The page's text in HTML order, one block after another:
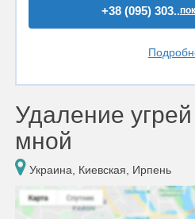
+38 (095) 303..
Удаление
мной
Украина, Киевская, Ирпень